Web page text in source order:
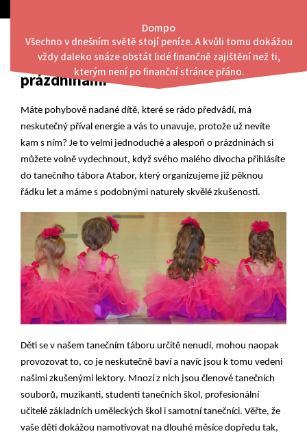
content
Dompo
Všechno v dnešním světě stojí peníze. A kvůli tomu dokážou
vždy daleko snáze obstát lidé finančně zajištění než ti,
kterým není po finanční stránce přáno.
Menu
Nechte vaše děti protančit
prázdninami
Máte pohybově nadané dítě, které se rádo předvádí, má
neskutečný příval energie a vás to unavuje, protože už nevíte
kam s ním? Je to velmi jednoduché a alespoň o prázdninách si
můžete volně vydechnout, když svého malého divocha přihlásíte
do tanečního tábora Atabor, který organizujeme již pěknou
řádku let a máme s podobnými naturely skvělé zkušenosti.
Děti se v našem tanečním táboru určitě nenudí, mohou naopak
provozovat to, co je neskutečně baví a navíc jsou k tomu vedeni
našimi zkušenými lektory. Mnozí z nich jsou členové tanečních
souborů, muzikanti, studenti tanečních škol, profesionální
učitelé základních uměleckých škol i samotní tanečníci. Věřte, že
vaše děti dokážou namotivovat na dlouhé měsíce dopředu tak,